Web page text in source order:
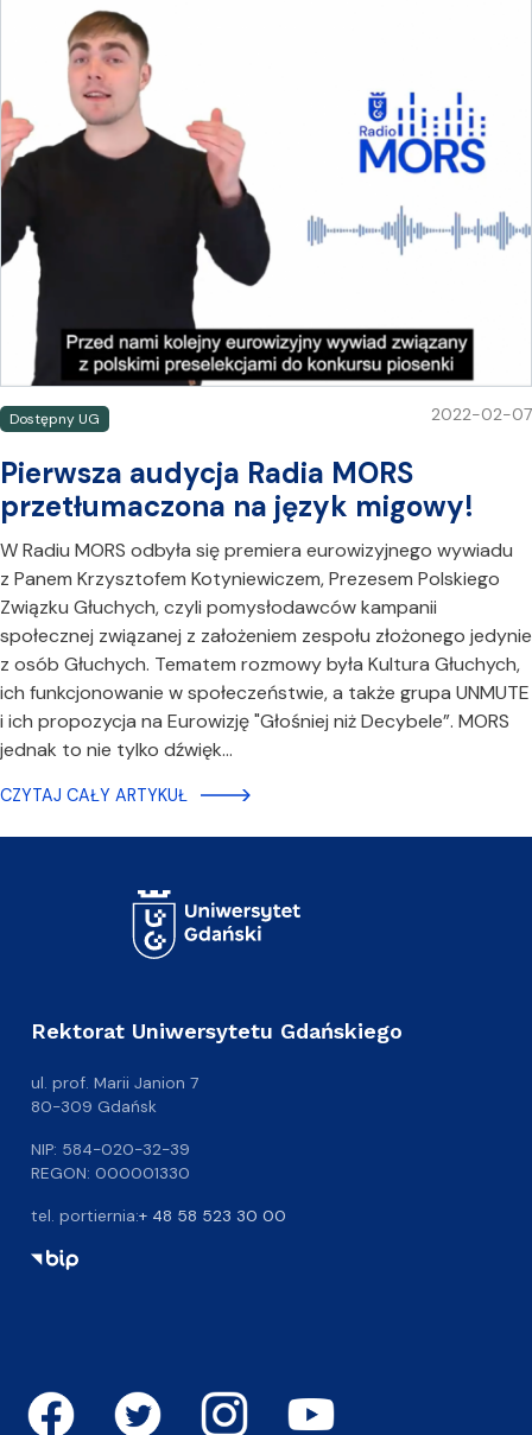
Dostępny UG 2022-02-07
Pierwsza audycja Radia MORS
przetłumaczona na język migowy!
W Radiu MORS odbyła się premiera eurowizyjnego wywiadu
z Panem Krzysztofem Kotyniewiczem, Prezesem Polskiego
Związku Głuchych, czyli pomysłodawców kampanii
społecznej związanej z założeniem zespołu złożonego jedynie
z osób Głuchych. Tematem rozmowy była Kultura Głuchych,
ich funkcjonowanie w społeczeństwie, a także grupa UNMUTE
i ich propozycja na Eurowizję "Głośniej niż Decybele”. MORS
jednak to nie tylko dźwięk…
CZYTAJ CAŁY ARTYKUŁ
Rektorat Uniwersytetu Gdańskiego
ul. prof. Marii Janion 7
80-309 Gdańsk
NIP: 584-020-32-39
REGON: 000001330
tel. portiernia:+ 48 58 523 30 00